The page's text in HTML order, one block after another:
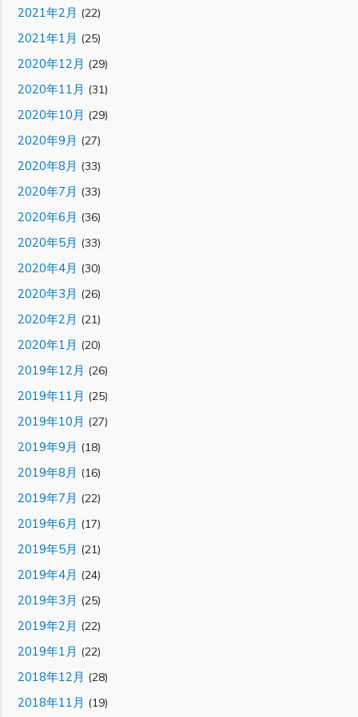
2021年2月 (22)
2021年1月 (25)
2020年12月 (29)
2020年11月 (31)
2020年10月 (29)
2020年9月 (27)
2020年8月 (33)
2020年7月 (33)
2020年6月 (36)
2020年5月 (33)
2020年4月 (30)
2020年3月 (26)
2020年2月 (21)
2020年1月 (20)
2019年12月 (26)
2019年11月 (25)
2019年10月 (27)
2019年9月 (18)
2019年8月 (16)
2019年7月 (22)
2019年6月 (17)
2019年5月 (21)
2019年4月 (24)
2019年3月 (25)
2019年2月 (22)
2019年1月 (22)
2018年12月 (28)
2018年11月 (19)